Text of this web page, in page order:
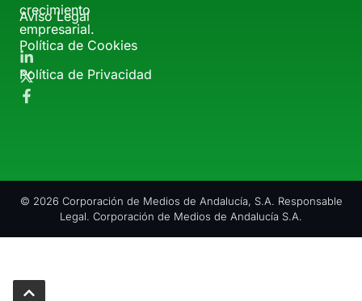
crecimiento
empresarial.
Aviso Legal
Política de Cookies
Política de Privacidad
© 2026 Corporación de Medios de Andalucía, S.A. Responsable
Legal. Corporación de Medios de Andalucía S.A.